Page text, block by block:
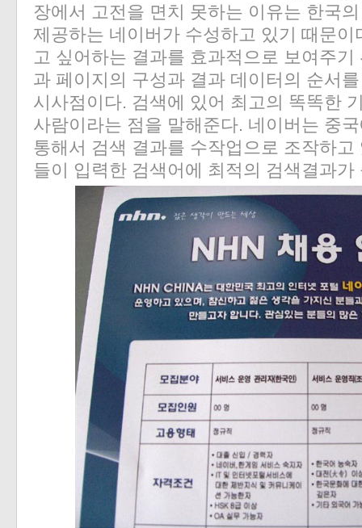
장에서 고전을 면치 못하는 이유는 한국
제공하는 네이버가 수성하고 있기 때문
고 싶어하는 결과를 효과적으로 보여주
과 페이지의 구성과 결과 데이터의 순서
시사점이다. 검색에 있어 최고의 똑똑한
사람이라는 점을 말해준다. 네이버는 중
통해서 검색 결과를 수작업으로 조작하
들이 입력한 검색어에 최적의 검색결과